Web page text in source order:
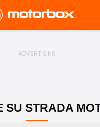
SU STRADA